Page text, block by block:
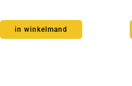
in winkelmand